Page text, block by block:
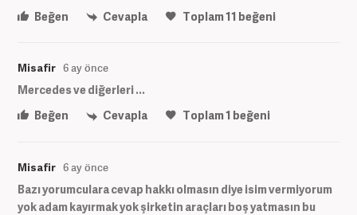
Beğen
Cevapla Toplam11 beğeni
Misafir 6 ay önce
Mercedes ve diğerleri ...
Beğen
Cevapla Toplam1 beğeni
Misafir 6 ay önce
Bazı yorumculara cevap hakkı olmasın diye isim vermiyorum
yok adam kayırmak yok şirketin araçları boş yatmasın bu